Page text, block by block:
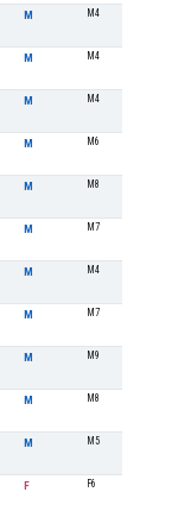
M M4
M M4
M M4
M M6
M M8
M M7
M M4
M M7
M M9
M M8
M M5
F F6